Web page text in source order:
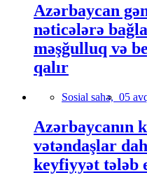
Azərbaycan
nəticələrə
məşğulluq və
qalır
Sosial sahə, 05
Azərbaycanın
vətəndaşlar
keyfiyyət tələb